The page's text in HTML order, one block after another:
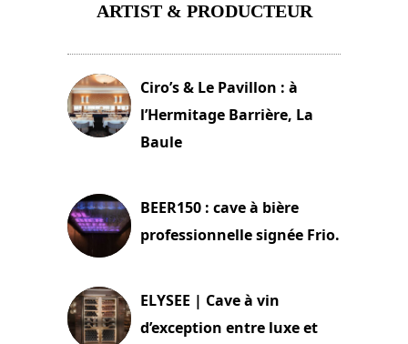
ARTIST & PRODUCTEUR
Ciro’s & Le Pavillon : à
l’Hermitage Barrière, La
Baule
BEER150 : cave à bière
professionnelle signée Frio.
ELYSEE | Cave à vin
d’exception entre luxe et